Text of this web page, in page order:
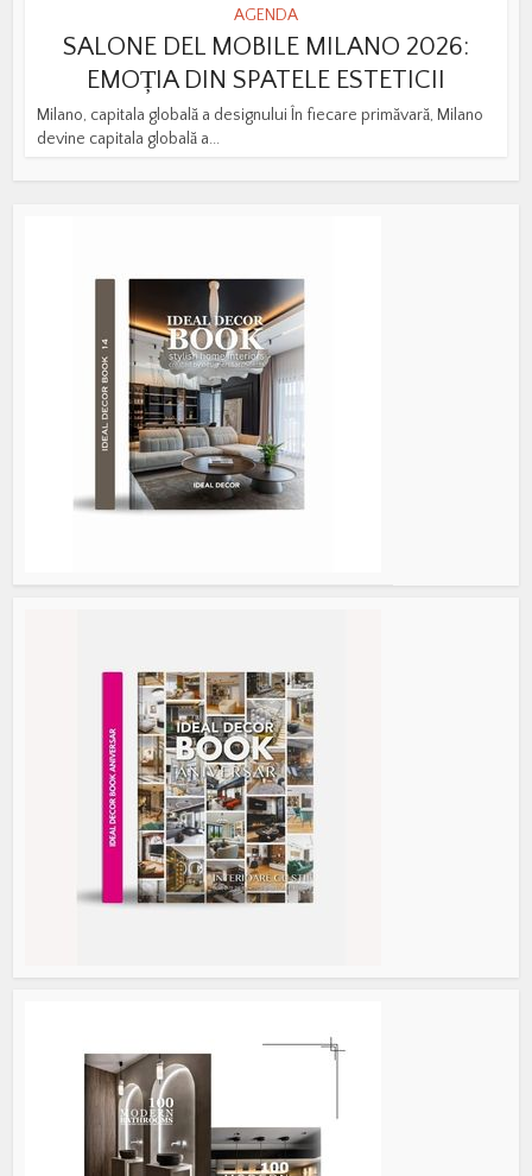
AGENDA
SALONE DEL MOBILE MILANO 2026:
EMOȚIA DIN SPATELE ESTETICII
Milano, capitala globală a designului În fiecare primăvară, Milano
devine capitala globală a...